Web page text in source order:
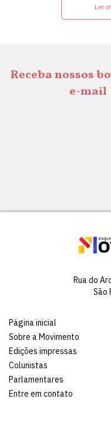
Ler
Receba nossos
e-mail
Rua do
São
Página inicial
Sobre a Movimento
Edições impressas
Colunistas
Parlamentares
Entre em contato